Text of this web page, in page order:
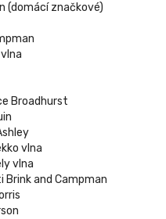
(domácí značkové)
Broadhurst
vlna
vlna
Brink and Campman